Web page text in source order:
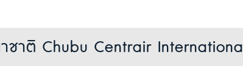
ชาติ Chubu Centrair